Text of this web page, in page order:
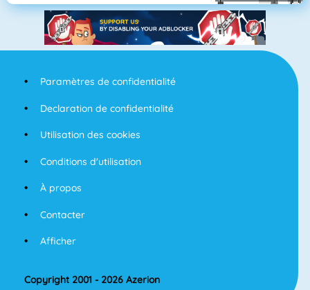
Paramètres de confidentialité
Declaration de confidentialité
Utilisation des cookies
Conditions d'utilisation
À propos
Contacter
Afficher
Copyright 2001 - 2026 Azerion